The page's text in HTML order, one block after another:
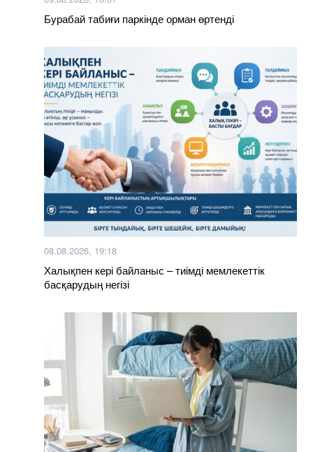
Бурабай табиғи паркінде орман өртенді
08.08.2026, 19:18
Халықпен кері байланыс – тиімді мемлекеттік
басқарудың негізі